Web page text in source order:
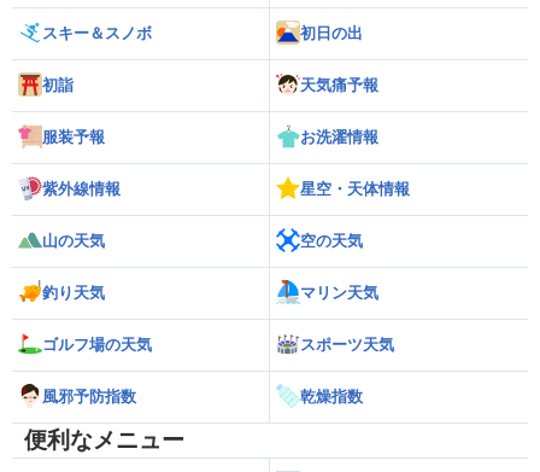
スキー＆スノボ 初日の出
初詣 天気痛予報
服装予報 お洗濯情報
紫外線情報 星空・天体情報
山の天気 空の天気
釣り天気 マリン天気
ゴルフ場の天気 スポーツ天気
風邪予防指数 乾燥指数
便利なメニュー